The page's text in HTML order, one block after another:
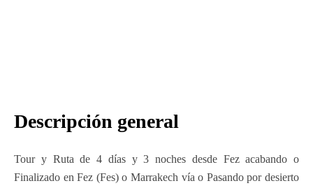
Descripción general
Tour y Ruta de 4 días y 3 noches desde Fez acabando o
Finalizado en Fez (Fes) o Marrakech vía o Pasando por desierto